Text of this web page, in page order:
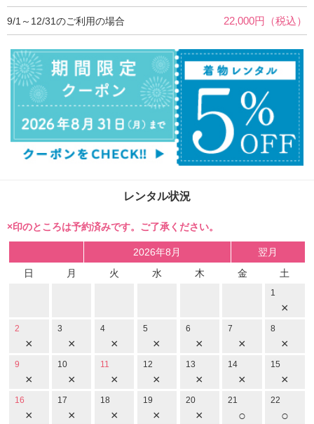
9/1～12/31のご利用の場合 22,000円（税込）
レンタル状況
×印のところは予約済みです。ご了承ください。
2026年8月
翌月
日
月 火 水 木 金 土
1
×
2
×
3
×
4
×
5
×
6
×
7
×
8
×
9
×
10
×
11
×
12
×
13
×
14
×
15
×
16
×
17
×
18
×
19
×
20
×
21
○
22
○